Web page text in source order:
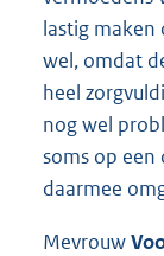
lastig maken
wel, omdat
heel
nog wel
soms op
daarmee
Mevrouw